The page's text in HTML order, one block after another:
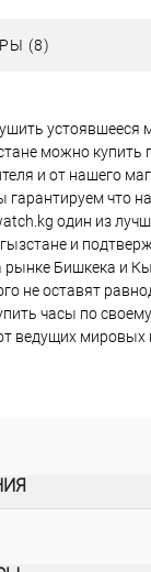
(8)
устоявшееся
можно купить
и от нашего
гарантируем что
один из
и
рынке Бишкека и
не оставят
часы по
ведущих мировых